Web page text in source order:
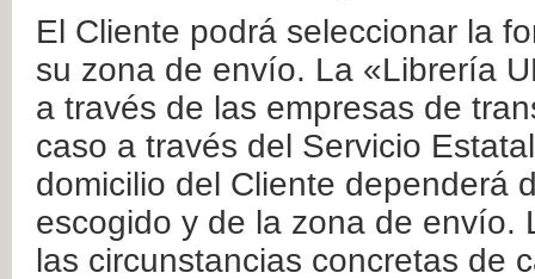
El Cliente podrá seleccionar la
su zona de envío. La «Librería
a través de las empresas de
caso a través del Servicio
domicilio del Cliente dependerá
escogido y de la zona de envío.
las circunstancias concretas de